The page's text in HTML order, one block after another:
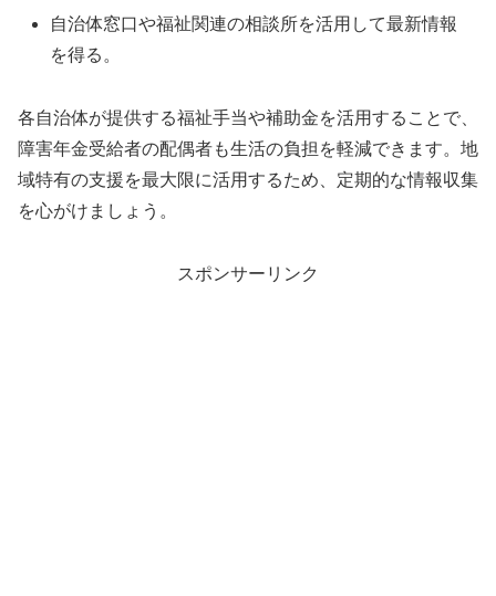
自治体窓口や福祉関連の相談所を活用して最新情報
を得る。
各自治体が提供する福祉手当や補助金を活用することで、
障害年金受給者の配偶者も生活の負担を軽減できます。地
域特有の支援を最大限に活用するため、定期的な情報収集
を心がけましょう。
スポンサーリンク